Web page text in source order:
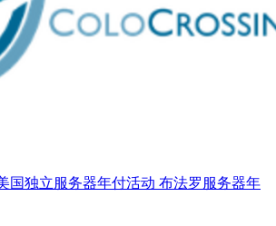
国独立服务器年付活动 布法罗服务器年